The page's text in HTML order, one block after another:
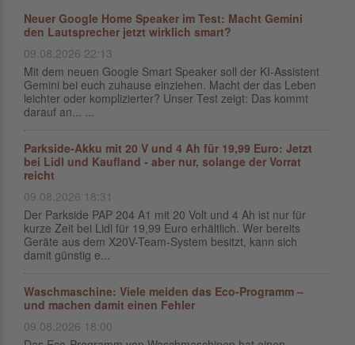
Neuer Google Home Speaker im Test: Macht Gemini
den Lautsprecher jetzt wirklich smart?
09.08.2026 22:13
Mit dem neuen Google Smart Speaker soll der KI-Assistent
Gemini bei euch zuhause einziehen. Macht der das Leben
leichter oder komplizierter? Unser Test zeigt: Das kommt
darauf an... ...
Parkside-Akku mit 20 V und 4 Ah für 19,99 Euro: Jetzt
bei Lidl und Kaufland - aber nur, solange der Vorrat
reicht
09.08.2026 18:31
Der Parkside PAP 204 A1 mit 20 Volt und 4 Ah ist nur für
kurze Zeit bei Lidl für 19,99 Euro erhältlich. Wer bereits
Geräte aus dem X20V-Team-System besitzt, kann sich
damit günstig e...
Waschmaschine: Viele meiden das Eco-Programm –
und machen damit einen Fehler
09.08.2026 18:00